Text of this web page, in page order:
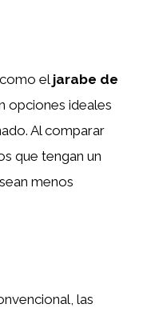
el jarabe de
opciones ideales
Al comparar
que tengan un
menos
las